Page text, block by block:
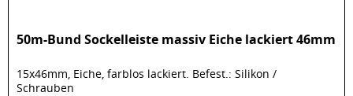
50m-Bund Sockelleiste massiv Eiche lackiert 46mm
15x46mm, Eiche, farblos lackiert. Befest.: Silikon /
Schrauben